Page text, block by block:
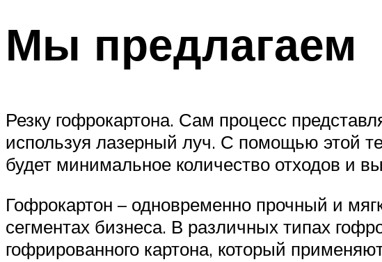
Мы предлагаем
Резку гофрокартона. Сам процесс
используя лазерный луч. С помощью этой
будет минимальное количество отходов и
Гофрокартон – одновременно прочный и
сегментах бизнеса. В различных типах
гофрированного картона, который